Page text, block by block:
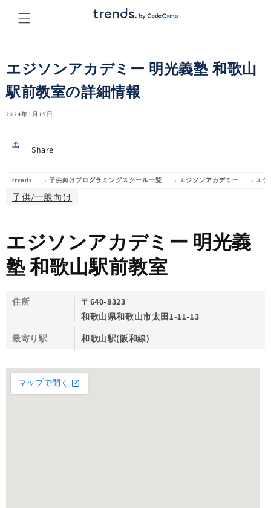
ンツに
進む
エジソンアカデミー 明光義塾 和歌山
駅前教室の詳細情報
2024年1月15日
Share
trends › 子供向けプログラミングスクール一覧 › エジソンアカデミー › エジ
子供/一般向け
エジソンアカデミー 明光義
塾 和歌山駅前教室
住所
〒640-8323
和歌山県和歌山市太田1-11-13
最寄り駅
和歌山駅(阪和線)